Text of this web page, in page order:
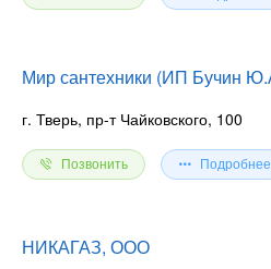
Мир сантехники (ИП Бучин
г. Тверь, пр-т Чайковского, 100
Позвонить Подробнее
НИКАГАЗ, ООО